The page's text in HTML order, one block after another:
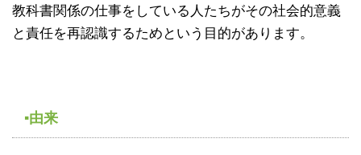
教科書関係の仕事をしている人たちがその社会的意義
と責任を再認識するためという目的があります。
▪由来